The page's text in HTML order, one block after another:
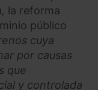
la reforma
público
cuya
por causas
que
y controlada